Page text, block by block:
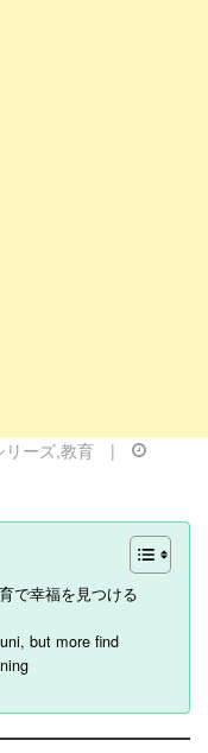
リーズ,教育
|
で幸福を見つける
but more find